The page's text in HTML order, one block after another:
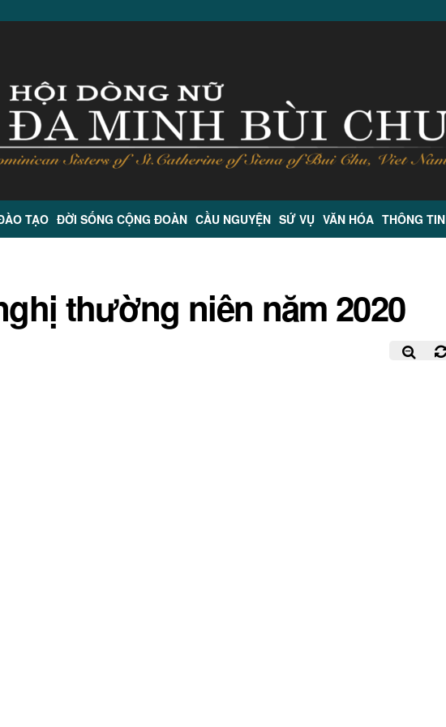
TẠO ĐỜI SỐNG CỘNG ĐOÀN CẦU NGUYỆN SỨ VỤ VĂN HÓA THÔNG TIN
thường niên năm 2020